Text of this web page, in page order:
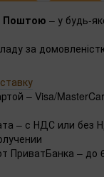
Поштою – у будь-
за
– Visa/
– с НДС или без
ПриватБанка – до